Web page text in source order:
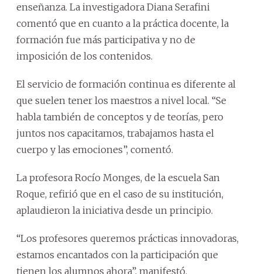
enseñanza. La investigadora Diana Serafini
comentó que en cuanto a la práctica docente, la
formación fue más participativa y no de
imposición de los contenidos.
El servicio de formación continua es diferente al
que suelen tener los maestros a nivel local. “Se
habla también de conceptos y de teorías, pero
juntos nos capacitamos, trabajamos hasta el
cuerpo y las emociones”, comentó.
La profesora Rocío Monges, de la escuela San
Roque, refirió que en el caso de su institución,
aplaudieron la iniciativa desde un principio.
“Los profesores queremos prácticas innovadoras,
estamos encantados con la participación que
tienen los alumnos ahora”, manifestó.